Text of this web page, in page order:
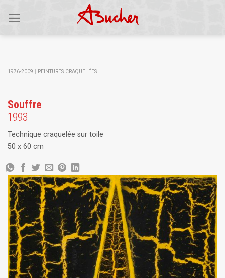
1976-2009 PEINTURES CRAQUELÉES
Souffre
1993
Technique craquelée sur toile
50 x 60 cm